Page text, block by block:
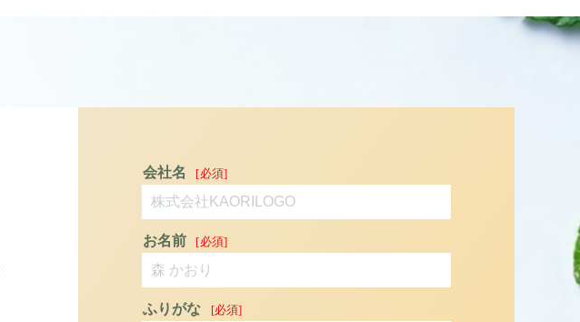
会社名
お名前
ふりがな